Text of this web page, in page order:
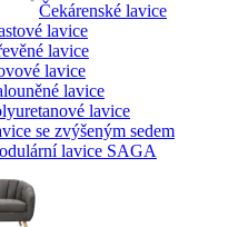
Čekárenské lavice
lavice
lavice
lavice
lavice
lavice
se zvýšeným sedem
lavice SAGA